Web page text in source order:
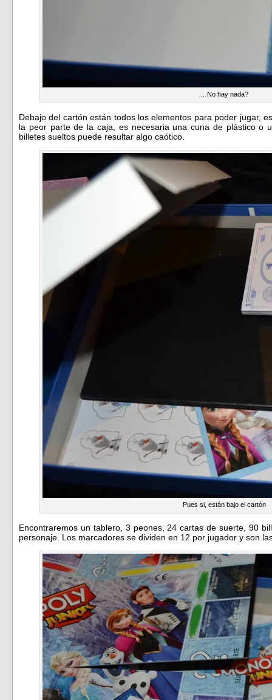
…No hay nada?
Debajo del cartón están todos los elementos para poder jugar,
la peor parte de la caja, es necesaria una cuna de plástico o
billetes sueltos puede resultar algo caótico.
Pues si, están bajo el cartón
Encontraremos un tablero, 3 peones, 24 cartas de suerte, 90
personaje. Los marcadores se dividen en 12 por jugador y son